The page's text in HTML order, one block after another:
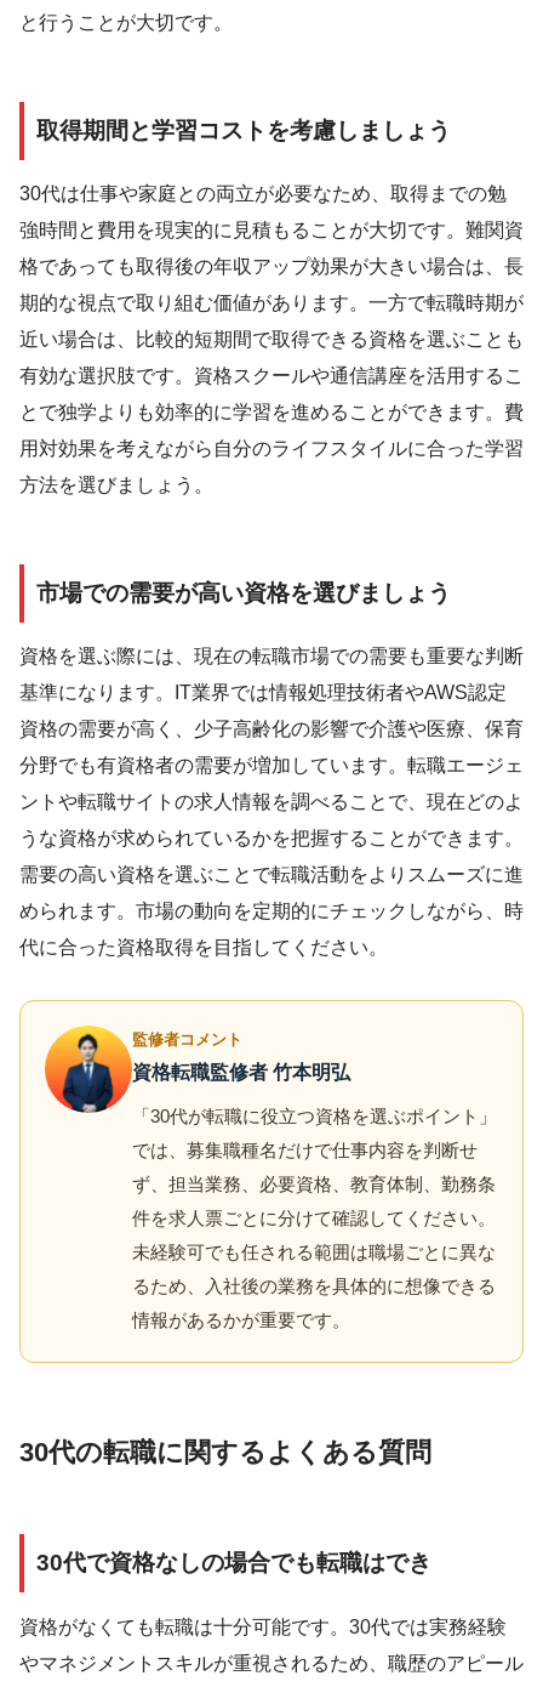
と行うことが大切です。
取得期間と学習コストを考慮しましょう
30代は仕事や家庭との両立が必要なため、取得までの勉
強時間と費用を現実的に見積もることが大切です。難関資
格であっても取得後の年収アップ効果が大きい場合は、長
期的な視点で取り組む価値があります。一方で転職時期が
近い場合は、比較的短期間で取得できる資格を選ぶことも
有効な選択肢です。資格スクールや通信講座を活用するこ
とで独学よりも効率的に学習を進めることができます。費
用対効果を考えながら自分のライフスタイルに合った学習
方法を選びましょう。
市場での需要が高い資格を選びましょう
資格を選ぶ際には、現在の転職市場での需要も重要な判断
基準になります。IT業界では情報処理技術者やAWS認定
資格の需要が高く、少子高齢化の影響で介護や医療、保育
分野でも有資格者の需要が増加しています。転職エージェ
ントや転職サイトの求人情報を調べることで、現在どのよ
うな資格が求められているかを把握することができます。
需要の高い資格を選ぶことで転職活動をよりスムーズに進
められます。市場の動向を定期的にチェックしながら、時
代に合った資格取得を目指してください。
監修者コメント
資格転職監修者 竹本明弘
「30代が転職に役立つ資格を選ぶポイント」
では、募集職種名だけで仕事内容を判断せ
ず、担当業務、必要資格、教育体制、勤務条
件を求人票ごとに分けて確認してください。
未経験可でも任される範囲は職場ごとに異な
るため、入社後の業務を具体的に想像できる
情報があるかが重要です。
30代の転職に関するよくある質問
30代で資格なしの場合でも転職はでき
資格がなくても転職は十分可能です。30代では実務経験
やマネジメントスキルが重視されるため、職歴のアピール